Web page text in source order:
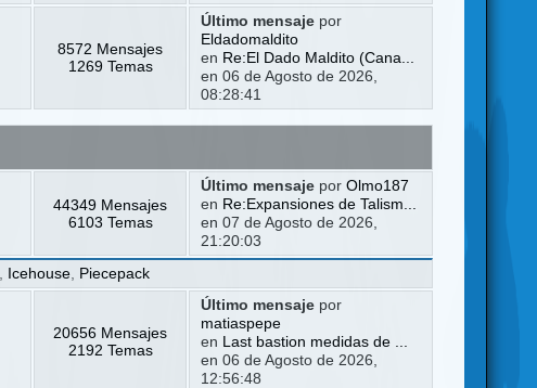
8572 Mensajes
1269 Temas
Último mensajepor
Eldadomaldito
en Re:El Dado Maldito (Cana...
en 06 de Agosto de 2026,
08:28:41
44349 Mensajes
6103 Temas
Último mensajepor Olmo187
en Re:Expansiones de Talism...
en 07 de Agosto de 2026,
21:20:03
Icehouse Piecepack
20656 Mensajes
2192 Temas
Último mensajepor
matiaspepe
en
Last bastion medidas de ...
en 06 de Agosto de 2026,
12:56:48